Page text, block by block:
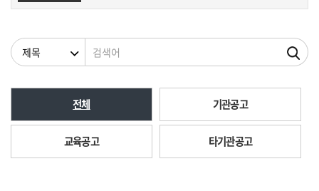
검색조건 검색어
전체 기관공고
교육공고 타기관공고